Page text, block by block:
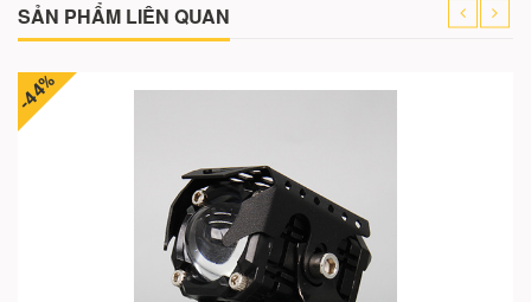
SẢN PHẨM LIÊN QUAN
-44%